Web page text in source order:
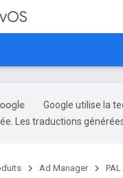
Google utilise la
Les traductions
Ad Manager PAL